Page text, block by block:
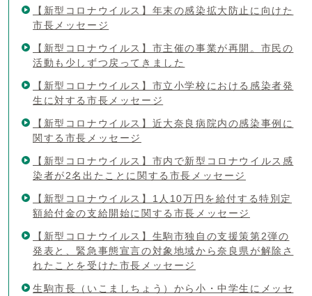
【新型コロナウイルス】年末の感染拡大防止に向けた
市長メッセージ
【新型コロナウイルス】市主催の事業が再開。市民の
活動も少しずつ戻ってきました
【新型コロナウイルス】市立小学校における感染者発
生に対する市長メッセージ
【新型コロナウイルス】近大奈良病院内の感染事例に
関する市長メッセージ
【新型コロナウイルス】市内で新型コロナウイルス感
染者が2名出たことに関する市長メッセージ
【新型コロナウイルス】1人10万円を給付する特別定
額給付金の支給開始に関する市長メッセージ
【新型コロナウイルス】生駒市独自の支援策第2弾の
発表と、緊急事態宣言の対象地域から奈良県が解除さ
れたことを受けた市長メッセージ
生駒市長（いこましちょう）から小・中学生にメッセ